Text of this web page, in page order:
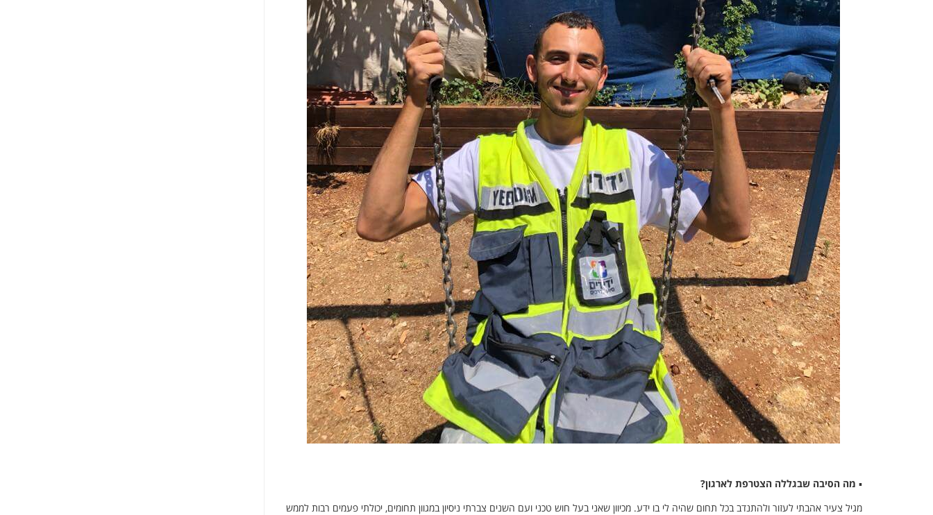
▪ מה הסיבה שבגללה הצטרפת לארגון?
מגיל צעיר אהבתי לעזור ולהתנדב בכל תחום שהיה לי בו ידע. מכיוון שאני בעל חוש טכני ועם השנים צברתי ניסיון במגוון תחומים, יכולתי פעמים רבות לממש